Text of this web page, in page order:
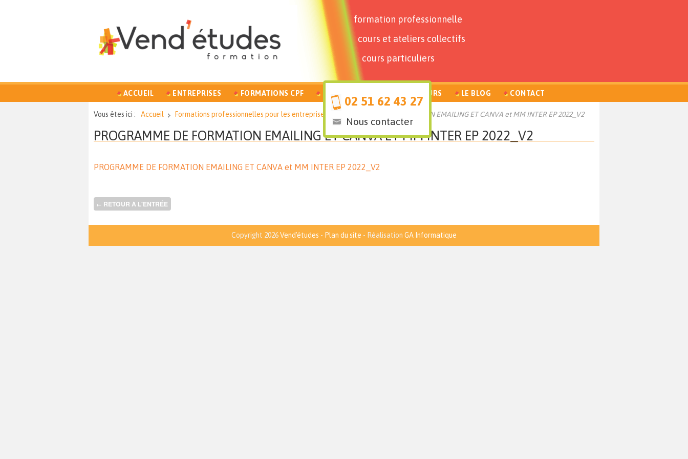
formation professionnelle
cours et ateliers collectifs
cours particuliers
02 51 62 43 27
Nous contacter
ACCUEIL ENTREPRISES FORMATIONS CPF PARTICULIERS FORMATEURS LE BLOG CONTACT
Vous êtes ici : Accueil Formations professionnelles pour les entreprises PROGRAMME DE FORMATION EMAILING ET CANVA et MM INTER EP 2022_V2
PROGRAMME DE FORMATION EMAILING ET CANVA ET MM INTER EP 2022_V2
PROGRAMME DE FORMATION EMAILING ET CANVA et MM INTER EP 2022_V2
← RETOUR À L'ENTRÉE
Copyright 2026Vend'études - Plan du site - Réalisation GA Informatique